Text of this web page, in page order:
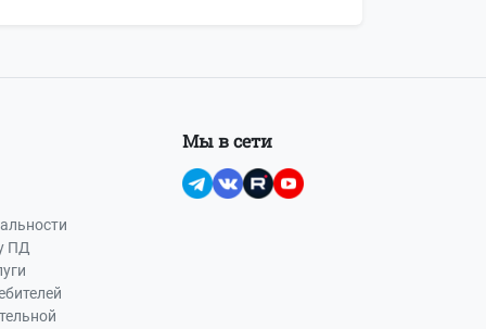
ПД
Мы в сети